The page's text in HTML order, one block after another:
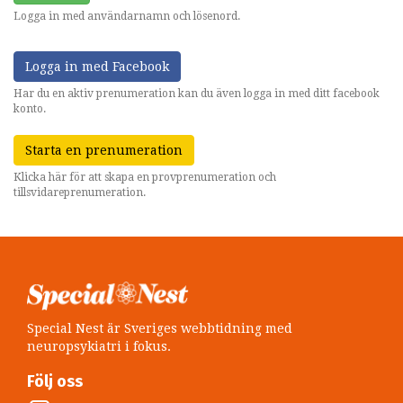
Logga in med användarnamn och lösenord.
Logga in med Facebook
Har du en aktiv prenumeration kan du även logga in med ditt facebook
konto.
Starta en prenumeration
Klicka här för att skapa en provprenumeration och
tillsvidareprenumeration.
Special Nest är Sveriges webbtidning med
neuropsykiatri i fokus.
Följ oss